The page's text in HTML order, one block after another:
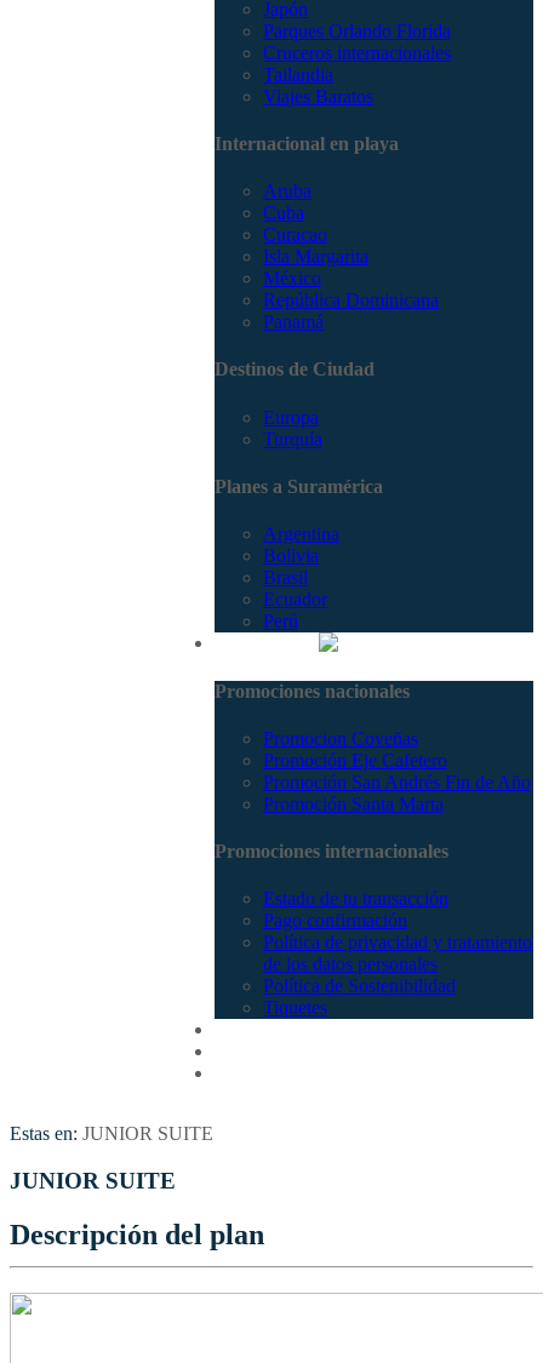
Japón
Parques Orlando Florida
Cruceros internacionales
Tailandia
Viajes Baratos
Internacional en playa
Aruba
Cuba
Curacao
Isla Margarita
México
República Dominicana
Panamá
Destinos de Ciudad
Europa
Turquía
Planes a Suramérica
Argentina
Bolivia
Brasil
Ecuador
Perú
Promociones nacionales
Promocion Coveñas
Promoción Eje Cafetero
Promoción San Andrés Fin de Año
Promoción Santa Marta
Promociones internacionales
Estado de tu transacción
Pago confirmación
Política de privacidad y tratamiento
de los datos personales
Política de Sostenibilidad
Tiquetes
Estas en: JUNIOR SUITE
JUNIOR SUITE
Descripción del plan